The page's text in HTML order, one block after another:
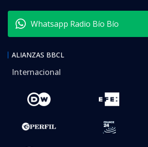
Whatsapp Radio Bío Bío
ALIANZAS BBCL
Internacional